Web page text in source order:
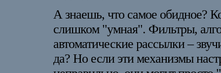
А знаешь, что самое обидное?
слишком "умная". Фильтры,
автоматические рассылки –
да? Но если эти механизмы